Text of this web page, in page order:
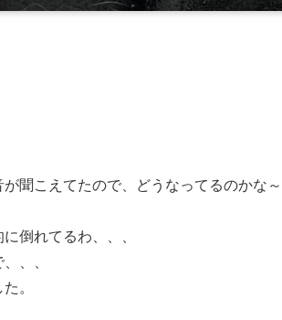
聞こえてたので、どうなってるのかな
倒れてるわ、、、
、、
。